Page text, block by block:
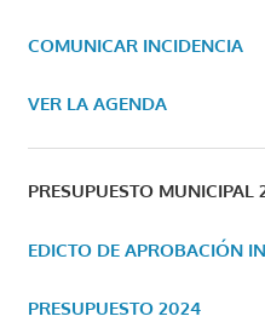
COMUNICAR INCIDENCIA
VER LA AGENDA
PRESUPUESTO MUNICIPAL
EDICTO DE APROBACIÓN
PRESUPUESTO 2024